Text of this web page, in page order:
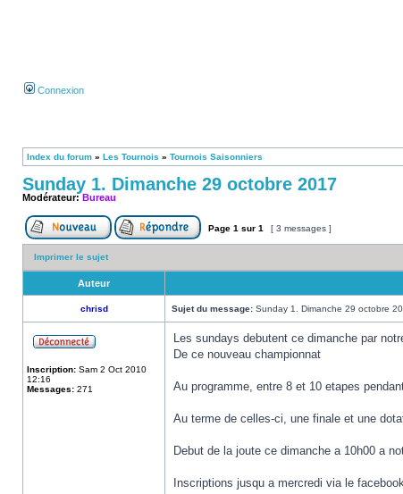
Connexion
Index du forum » Les Tournois » Tournois Saisonniers
Sunday 1. Dimanche 29 octobre 2017
Modérateur:Bureau
Page 1 sur 1 [ 3 messages ]
Imprimer le sujet
Auteur
chrisd Sujet du message: Sunday 1. Dimanche 29 octobre
Inscription: Sam 2 Oct 2010
12:16
Messages: 271
Les sundays debutent ce dimanche par
De ce nouveau championnat
Au programme, entre 8 et 10 etapes
Au terme de celles-ci, une finale et une
Debut de la joute ce dimanche a 10h00 a
Inscriptions jusqu a mercredi via le